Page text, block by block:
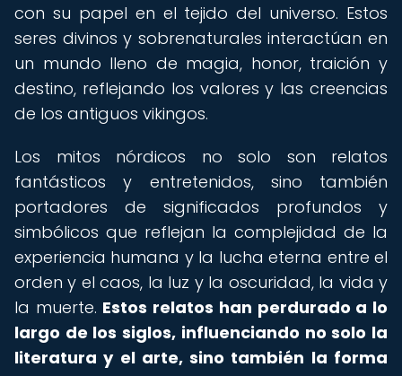
con su papel en el tejido del universo. Estos
seres divinos y sobrenaturales interactúan en
un mundo lleno de magia, honor, traición y
destino, reflejando los valores y las creencias
de los antiguos vikingos.
Los mitos nórdicos no solo son relatos
fantásticos y entretenidos, sino también
portadores de significados profundos y
simbólicos que reflejan la complejidad de la
experiencia humana y la lucha eterna entre el
orden y el caos, la luz y la oscuridad, la vida y
la muerte. Estos relatos han perdurado a lo
largo de los siglos, influenciando no solo la
literatura y el arte, sino también la forma